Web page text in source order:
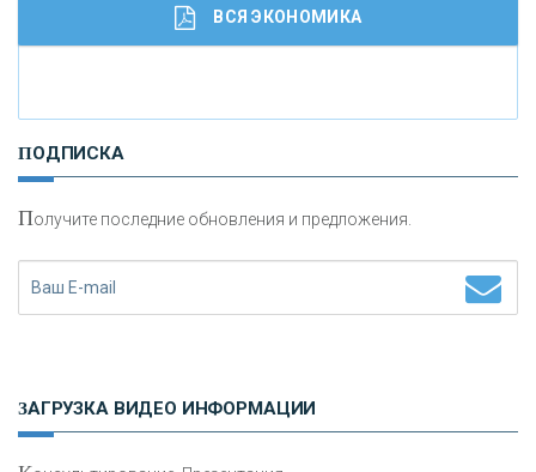
И
сохранения и увеличения капитала
ВСЯ ЭКОНОМИКА
ПОДПИСКА
Получите последние обновления и предложения.
ЗАГРУЗКА ВИДЕО ИНФОРМАЦИИ